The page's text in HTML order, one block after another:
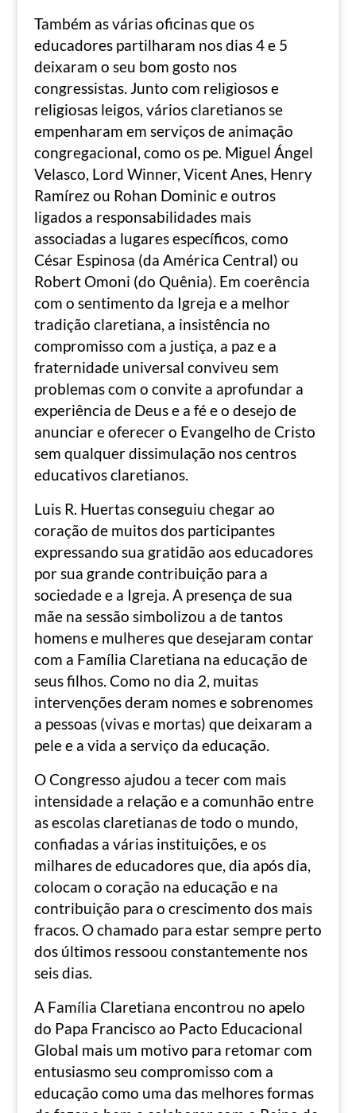
Também as várias oficinas que os
educadores partilharam nos dias 4 e 5
deixaram o seu bom gosto nos
congressistas. Junto com religiosos e
religiosas leigos, vários claretianos se
empenharam em serviços de animação
congregacional, como os pe. Miguel Ángel
Velasco, Lord Winner, Vicent Anes, Henry
Ramírez ou Rohan Dominic e outros
ligados a responsabilidades mais
associadas a lugares específicos, como
César Espinosa (da América Central) ou
Robert Omoni (do Quênia). Em coerência
com o sentimento da Igreja e a melhor
tradição claretiana, a insistência no
compromisso com a justiça, a paz e a
fraternidade universal conviveu sem
problemas com o convite a aprofundar a
experiência de Deus e a fé e o desejo de
anunciar e oferecer o Evangelho de Cristo
sem qualquer dissimulação nos centros
educativos claretianos.
Luis R. Huertas conseguiu chegar ao
coração de muitos dos participantes
expressando sua gratidão aos educadores
por sua grande contribuição para a
sociedade e a Igreja. A presença de sua
mãe na sessão simbolizou a de tantos
homens e mulheres que desejaram contar
com a Família Claretiana na educação de
seus filhos. Como no dia 2, muitas
intervenções deram nomes e sobrenomes
a pessoas (vivas e mortas) que deixaram a
pele e a vida a serviço da educação.
O Congresso ajudou a tecer com mais
intensidade a relação e a comunhão entre
as escolas claretianas de todo o mundo,
confiadas a várias instituições, e os
milhares de educadores que, dia após dia,
colocam o coração na educação e na
contribuição para o crescimento dos mais
fracos. O chamado para estar sempre perto
dos últimos ressoou constantemente nos
seis dias.
A Família Claretiana encontrou no apelo
do Papa Francisco ao Pacto Educacional
Global mais um motivo para retomar com
entusiasmo seu compromisso com a
educação como uma das melhores formas